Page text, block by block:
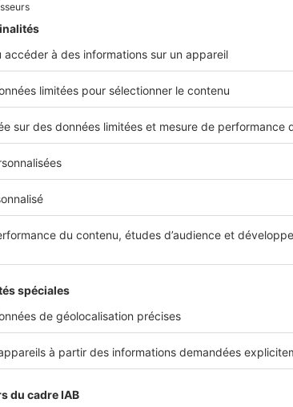
à l’intersection de deux axes autoroutiers
Boulogne-sur-Mer ou la Belgique, tandis que
lilloise. En train, le trajet en TER dure 35
propose aussi quelques liaisons directes vers
le réseau de bus de la STDE donne accès à
le centre-ville.
privilégier à Dunkerque
de Malo-les-Bains, désormais pleinement
Ses belles villas et surtout ses petites
» s’arrachent encore à prix d’or
Le quartier voisin de Rosendaël
les moyens. Les zones les plus populaires et
ou dans le centre-ville. Pour des surfaces
communes limitrophes, dont Coudekerque-
d’être au moins autant une grande famille
dans cette fière cité portuaire vous immerge
des magnifiques plages de la mer du Nord.